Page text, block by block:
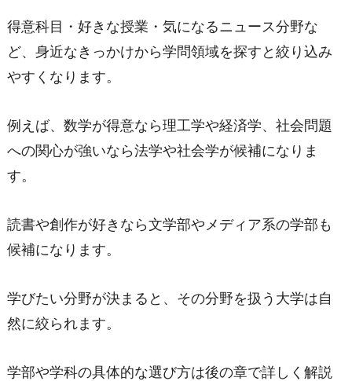
得意科目・好きな授業・気になるニュース分野な
ど、身近なきっかけから学問領域を探すと絞り込み
やすくなります。
例えば、数学が得意なら理工学や経済学、社会問題
への関心が強いなら法学や社会学が候補になりま
す。
読書や創作が好きなら文学部やメディア系の学部も
候補になります。
学びたい分野が決まると、その分野を扱う大学は自
然に絞られます。
学部や学科の具体的な選び方は後の章で詳しく解説